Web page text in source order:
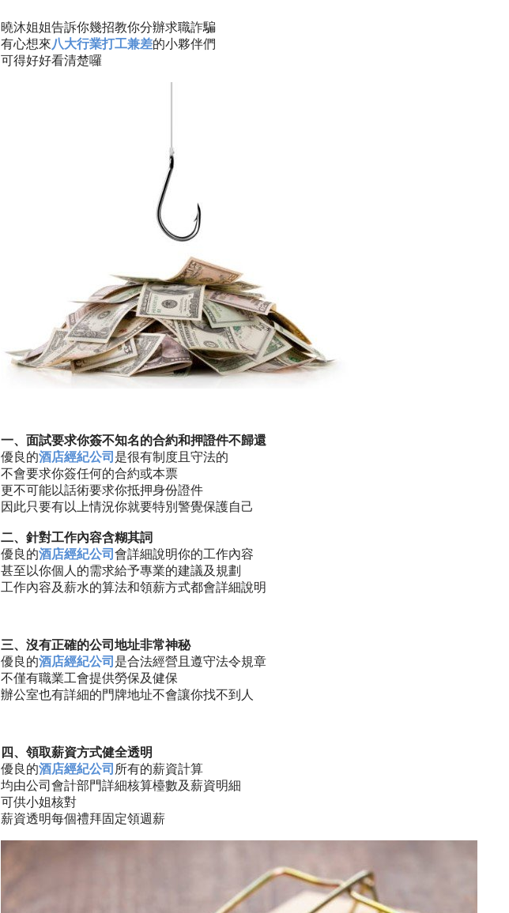
曉沐姐姐告訴你幾招教你分辦求職詐騙
有心想來八大行業打工兼差的小夥伴們
可得好好看清楚囉
一、面試要求你簽不知名的合約和押證件不歸還
優良的酒店經紀公司 是很有制度且守法的
不會要求你簽任何的合約或本票
更不可能以話術要求你抵押身份證件
因此只要有以上情況你就要特別警覺保護自己
二、針對工作內容含糊其詞
優良的酒店經紀公司 會詳細說明你的工作內容
甚至以你個人的需求給予專業的建議及規劃
工作內容及薪水的算法和領薪方式都會詳細說明
三、沒有正確的公司地址非常神秘
優良的酒店經紀公司 是合法經營且遵守法令規章
不僅有職業工會提供勞保及健保
辦公室也有詳細的門牌地址不會讓你找不到人
四、領取薪資方式健全透明
優良的酒店經紀公司 所有的薪資計算
均由公司會計部門詳細核算檯數及薪資明細
可供小姐核對
薪資透明每個禮拜固定領週薪